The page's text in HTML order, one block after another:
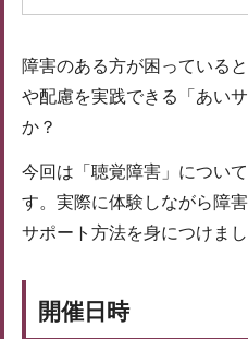
障害のある方が困っている
や配慮を実践できる「あい
か？
今回は「聴覚障害」につい
す。実際に体験しながら障
サポート方法を身につけまし
開催日時